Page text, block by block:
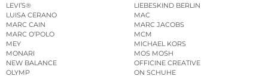
LEVI’S®
LIEBESKIND BERLIN
LUISA CERANO
MAC
MARC CAIN
MARC JACOBS
MARC O’POLO
MCM
MEY
MICHAEL KORS
MONARI
MOS MOSH
NEW BALANCE
OFFICINE CREATIVE
OLYMP
ON SCHUHE